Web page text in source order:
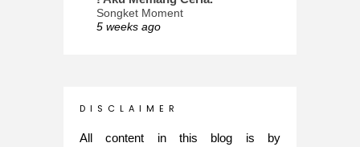
Songket Moment
5 weeks ago
INTROVERTED GIRL
Glory of Special Forces!
D I S C L A I M E R
All content in this blog is by